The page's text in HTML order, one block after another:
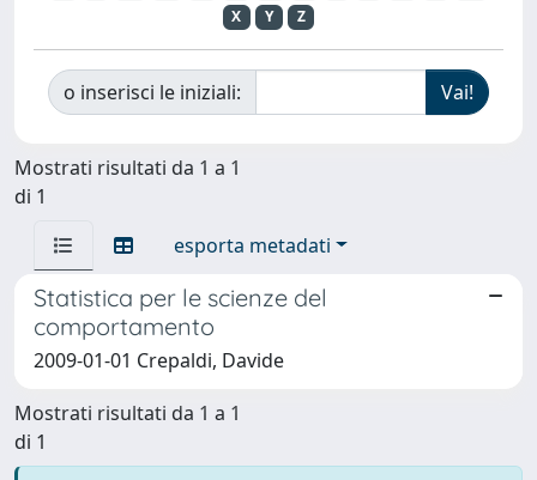
X
Y Z
o inserisci le iniziali:
Mostrati risultati da 1 a 1
di 1
esporta metadati
Statistica per le scienze del
comportamento
2009-01-01 Crepaldi, Davide
Mostrati risultati da 1 a 1
di 1